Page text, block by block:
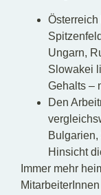
Ungarn,
Slowakei
Gehalts –
Den
Hinsicht
Immer mehr